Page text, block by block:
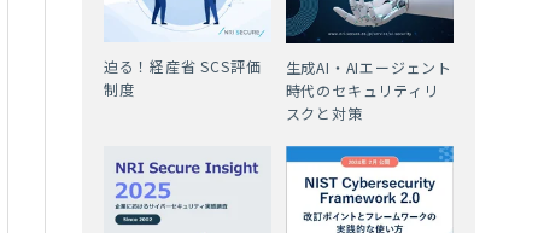
迫る！経産省 SCS評価
制度
生成AI・AIエージェント
時代のセキュリティリ
スクと対策